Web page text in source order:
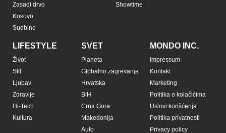
Zasadi drvo
Kosovo
Sudbine
Showtime
LIFESTYLE
Život
Stil
Ljubav
Zdravlje
Hi-Tech
Kultura
SVET
Planeta
Globalno zagrevanje
Hrvatska
BiH
Crna Gora
Makedonija
Auto
MONDO INC.
Impressum
Kontakt
Marketing
Politika o kolačićima
Uslovi korišćenja
Politika privatnosti
Privacy policy